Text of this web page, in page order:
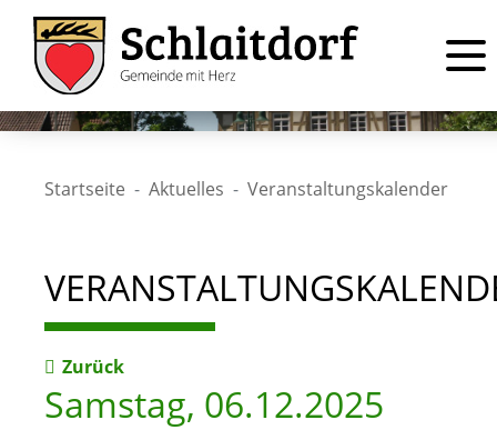
Startseite Aktuelles Veranstaltungskalender
Zurück
Samstag, 06.12.2025